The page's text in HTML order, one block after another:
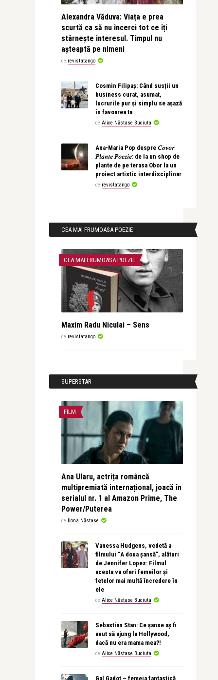
Alexandra Văduva: Viața e prea
scurtă ca să nu încerci tot ce îți
stârnește interesul. Timpul nu
așteaptă pe nimeni
de revistatango
Cosmin Filipaș: Când susții un
business curat, asumat,
lucrurile pur și simplu se așază
în favoarea ta
de Alice Năstase Buciuta
Ana-Maria Pop despre 𝐶𝑜𝑣𝑜𝑟
𝑃𝑙𝑎𝑛𝑡𝑒 𝑃𝑜𝑒𝑧𝑖𝑒: de la un shop de
plante de pe terasa Obor la un
proiect artistic interdisciplinar
de revistatango
CEA MAI FRUMOASA POEZIE
CEA MAI FRUMOASA POEZIE
Maxim Radu Niculai – Sens
de revistatango
SUPERSTAR
FILM
Ana Ularu, actrița româncă
multipremiată internațional, joacă în
serialul nr. 1 al Amazon Prime, The
Power/Puterea
de Ilona Năstase
Vanessa Hudgens, vedetă a
filmului “A doua șansă”, alături
de Jennifer Lopez: Filmul
acesta va oferi femeilor și
fetelor mai multă încredere în
ele
de Alice Năstase Buciuta
Sebastian Stan: Ce șanse aș fi
avut să ajung la Hollywood,
dacă nu era mama mea?!
de Alice Năstase Buciuta
Gal Gadot – femeia fantastică